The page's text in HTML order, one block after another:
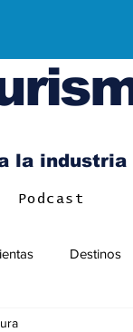
la
Podcast
Destinos